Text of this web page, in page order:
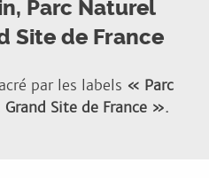
Parc Naturel
Site de France
par les labels « Parc
Site de France ».